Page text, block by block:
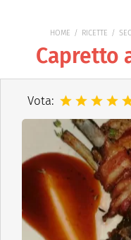
HOME RICETTE
Capretto
Vota: